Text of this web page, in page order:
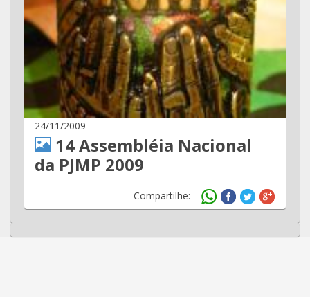
24/11/2009
14 Assembléia Nacional
da PJMP 2009
Compartilhe: